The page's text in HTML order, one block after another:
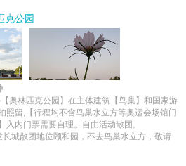
克公园
奥林匹克公园】在主体建筑【鸟巢】和国家游
照留,【行程均不含鸟巢水立方等奥运会场馆门
入内门票需要自理。自由活动散团。
城散团地位颐和园，不去鸟巢水立方，敬请